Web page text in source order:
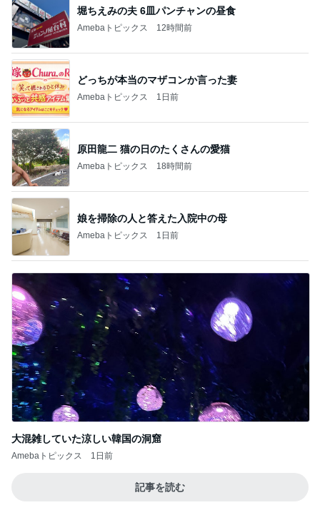
堀ちえみの夫 6皿パンチャンの昼食
Amebaトピックス 12時間前
どっちが本当のマザコンか言った妻
Amebaトピックス 1日前
原田龍二 猫の日のたくさんの愛猫
Amebaトピックス 18時間前
娘を掃除の人と答えた入院中の母
Amebaトピックス 1日前
大混雑していた涼しい韓国の洞窟
Amebaトピックス 1日前
記事を読む